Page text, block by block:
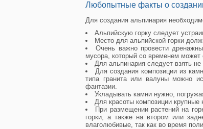
Любопытные факты о
Для создания альпинария
Альпийскую горку следует
Место для альпийской горки
Очень важно провести
мусора, который со временем может
Для альпинария следует взять
Для создания композиции из
типа гранита или валуны можно
фантазии.
Укладывать камни нужно,
Для красоты композиции
При размещении растений на
горки, а также на втором или
влаголюбивые, так как во время